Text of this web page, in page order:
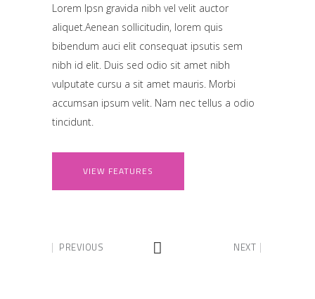
Lorem Ipsn gravida nibh vel velit auctor
aliquet.Aenean sollicitudin, lorem quis
bibendum auci elit consequat ipsutis sem
nibh id elit. Duis sed odio sit amet nibh
vulputate cursu a sit amet mauris. Morbi
accumsan ipsum velit. Nam nec tellus a odio
tincidunt.
VIEW FEATURES
PREVIOUS NEXT